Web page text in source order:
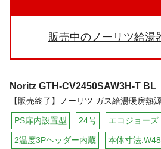
販売中のノーリツ給湯
Noritz GTH-CV2450SAW3H-T BL
【販売終了】ノーリツ ガス給湯暖房熱
PS扉内設置型 24号 エコジョーズ
2温度3Pヘッダー内蔵 本体寸法